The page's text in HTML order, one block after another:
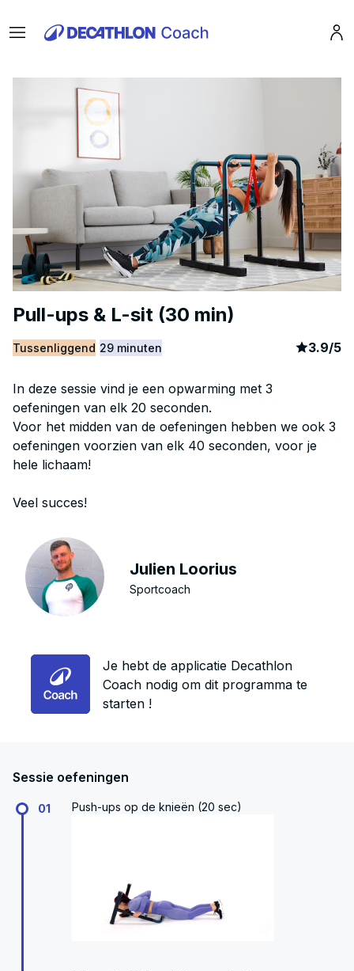
Menu
Pull-ups & L-sit (30 min)
Tussenliggend 29 minuten article
3.9/512
In deze sessie vind je een opwarming met 3
oefeningen van elk 20 seconden.
Voor het midden van de oefeningen hebben we ook 3
oefeningen voorzien van elk 40 seconden, voor je
hele lichaam!
Veel succes!
Julien Loorius
Sportcoach
Je hebt de applicatie Decathlon
Coach nodig om dit programma te
starten !
Sessie oefeningen
01 Push-ups op de knieën (20 sec)